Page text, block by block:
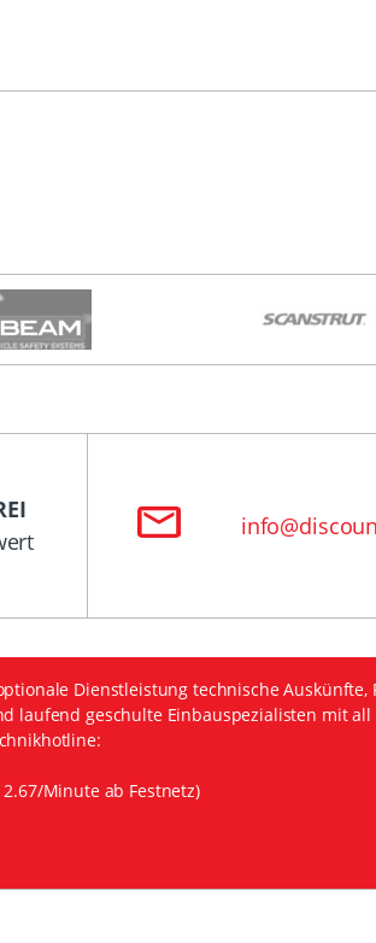
Dienstleistung technische
laufend geschulte Einbauspezialisten mit
2.67/Minute ab Festnetz)